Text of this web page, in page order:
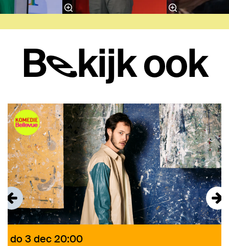
Bekijk ook
do 3 dec20:00